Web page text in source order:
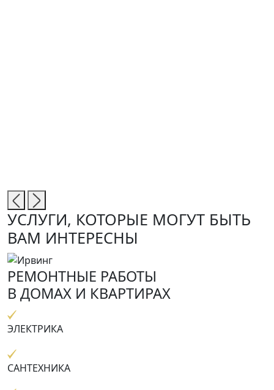
УСЛУГИ, КОТОРЫЕ МОГУТ БЫТЬ
ВАМ ИНТЕРЕСНЫ
РЕМОНТНЫЕ РАБОТЫ
В ДОМАХ И КВАРТИРАХ
ЭЛЕКТРИКА
САНТЕХНИКА